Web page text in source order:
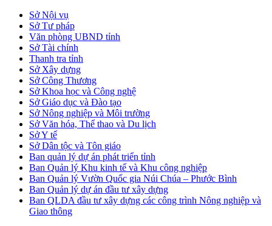
Sở Nội vụ
Sở Tư pháp
Văn phòng UBND tỉnh
Sở Tài chính
Thanh tra tỉnh
Sở Xây dựng
Sở Công Thương
Sở Khoa học và Công nghệ
Sở Giáo dục và Đào tạo
Sở Nông nghiệp và Môi trường
Sở Văn hóa, Thể thao và Du lịch
Sở Y tế
Sở Dân tộc và Tôn giáo
Ban quản lý dự án phát triển tỉnh
Ban Quản lý Khu kinh tế và Khu công nghiệp
Ban Quản lý Vườn Quốc gia Núi Chúa – Phước Bình
Ban Quản lý dự án đầu tư xây dựng
Ban QLDA đầu tư xây dựng các công trình Nông nghiệp và
Giao thông